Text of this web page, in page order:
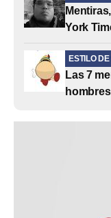
York
ESTILO
Las 7
hombres